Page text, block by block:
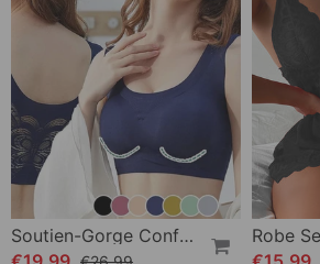
Soutien-Gorge Confort En Soie De Glace Ultra-Mince Taille Plus